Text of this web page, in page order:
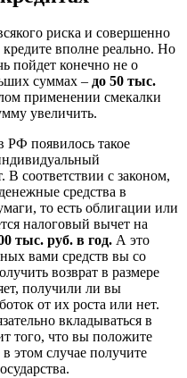
риска и совершенно
кредите вполне реально. Но
пойдет конечно не о
суммах – до 50 тыс.
применении смекалки
увеличить.
РФ появилось такое
соответствии с законом,
средства в
то есть облигации или
налоговый вычет на
тыс. руб. в год. А это
вами средств вы со
возврат в размере
получили ли вы
от их роста или нет.
вкладываться в
того, что вы положите
этом случае получите